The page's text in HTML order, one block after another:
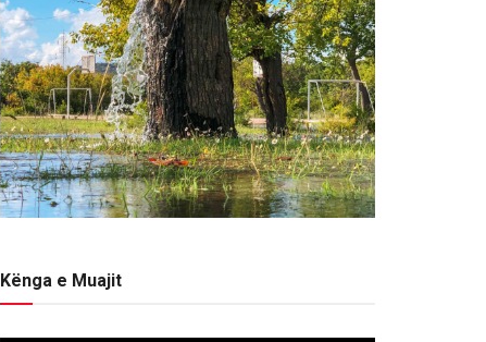
Kënga e Muajit